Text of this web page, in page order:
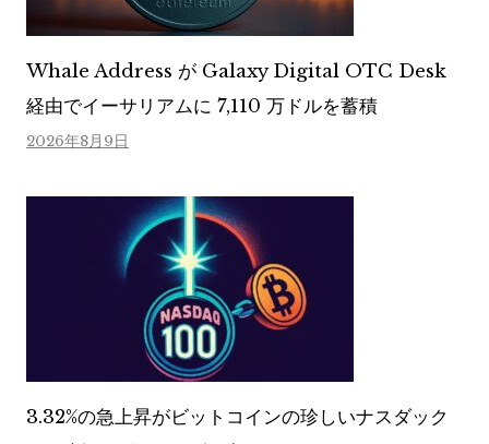
Whale Address が Galaxy Digital OTC Desk
経由でイーサリアムに 7,110 万ドルを蓄積
2026年8月9日
3.32%の急上昇がビットコインの珍しいナスダック